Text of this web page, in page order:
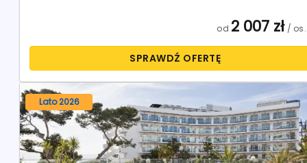
od 2 007 zł/ os.
SPRAWDŹ OFERTĘ
Lato 2026